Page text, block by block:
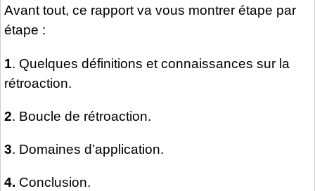
Avant tout, ce rapport va vous montrer étape par
étape :
1. Quelques définitions et connaissances sur la
rétroaction.
2. Boucle de rétroaction.
3. Domaines d’application.
4. Conclusion.